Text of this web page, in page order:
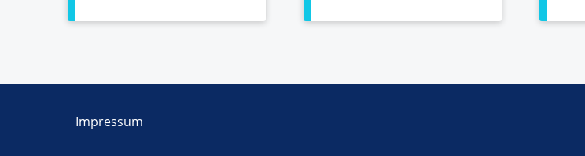
Impressum